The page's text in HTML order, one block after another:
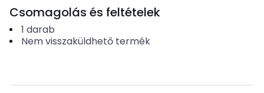
Csomagolás és feltételek
1 darab
Nem visszaküldhető termék